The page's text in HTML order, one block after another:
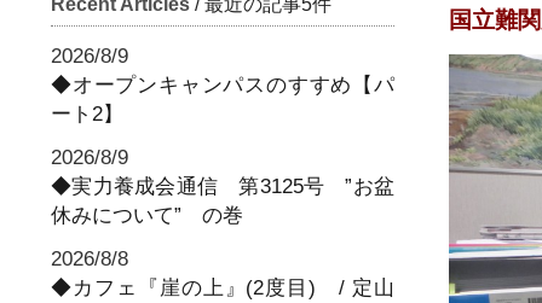
Recent Articles / 最近の記事5件
2026/8/9
◆オープンキャンパスのすすめ【パ
ート2】
2026/8/9
◆実力養成会通信 第3125号 ”お盆
休みについて” の巻
2026/8/8
◆カフェ『崖の上』(2度目) / 定山
国立難